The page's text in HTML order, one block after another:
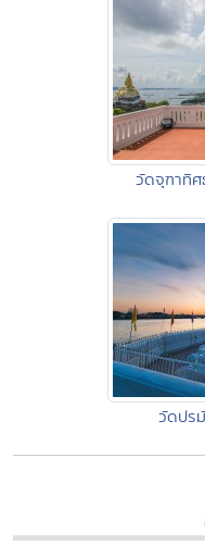
วัดจุฑาทิศ
วัดปร